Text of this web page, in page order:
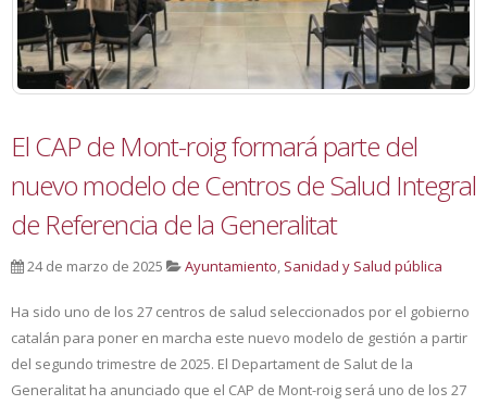
El CAP de Mont-roig formará parte del
nuevo modelo de Centros de Salud Integral
de Referencia de la Generalitat
24 de marzo de 2025 Ayuntamiento, Sanidad y Salud pública
Ha sido uno de los 27 centros de salud seleccionados por el gobierno
catalán para poner en marcha este nuevo modelo de gestión a partir
del segundo trimestre de 2025. El Departament de Salut de la
Generalitat ha anunciado que el CAP de Mont-roig será uno de los 27